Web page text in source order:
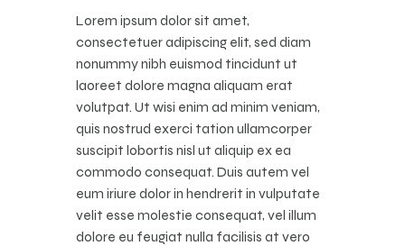
Lorem ipsum dolor sit amet,
consectetuer adipiscing elit, sed diam
nonummy nibh euismod tincidunt ut
laoreet dolore magna aliquam erat
volutpat. Ut wisi enim ad minim veniam,
quis nostrud exerci tation ullamcorper
suscipit lobortis nisl ut aliquip ex ea
commodo consequat. Duis autem vel
eum iriure dolor in hendrerit in vulputate
velit esse molestie consequat, vel illum
dolore eu feugiat nulla facilisis at vero